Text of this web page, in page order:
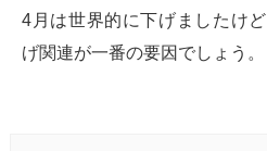
4月は世界的に下げましたけ
げ関連が一番の要因でしょう。